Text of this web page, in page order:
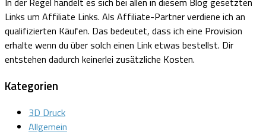
Links um Affiliate Links. Als Affiliate-Partner verdiene ich an
qualifizierten Käufen. Das bedeutet, dass ich eine Provision
erhalte wenn du über solch einen Link etwas bestellst. Dir
entstehen dadurch keinerlei zusätzliche Kosten.
Kategorien
3D Druck
Allgemein